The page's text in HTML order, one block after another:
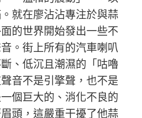
就在廖沾沾專注於與蒜
的世界開始發出一些不
。街上所有的汽車喇叭
、低沉且潮濕的「咕嚕
不是引擎聲，也不是
個巨大的、消化不良的
頭，這嚴重干擾了他蒜